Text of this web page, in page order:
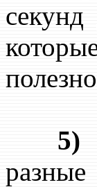
5)